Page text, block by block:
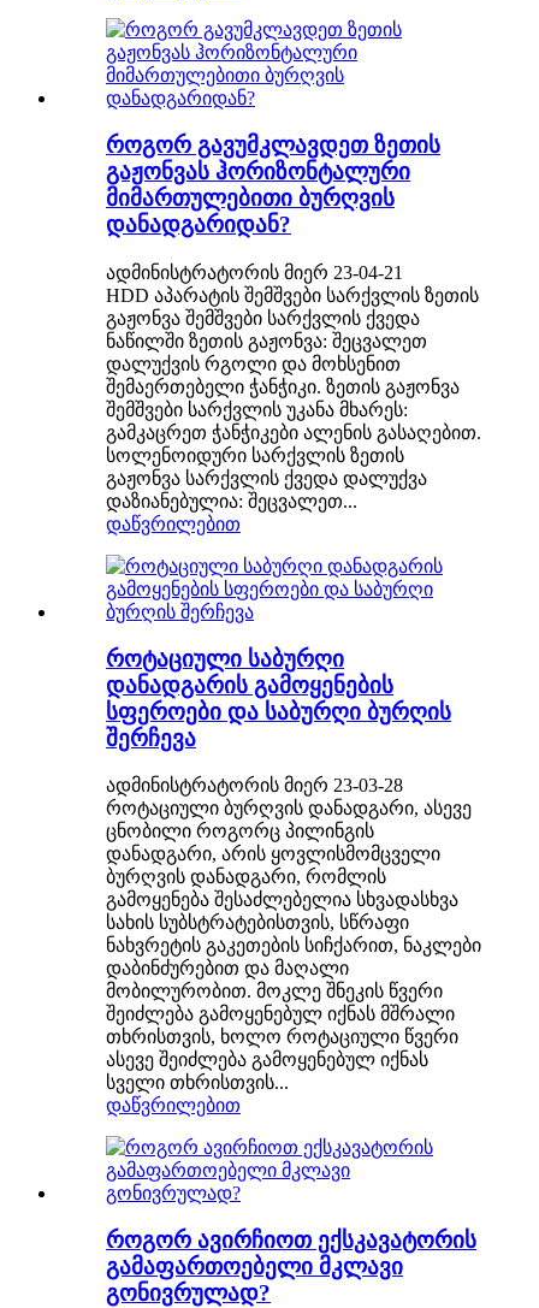
როგორ გავუმკლავდეთ ზეთის
გაჟონვას ჰორიზონტალური
მიმართულებითი ბურღვის
დანადგარიდან?
ადმინისტრატორის მიერ 23-04-21
HDD აპარატის შემშვები სარქვლის ზეთის
გაჟონვა შემშვები სარქვლის ქვედა
ნაწილში ზეთის გაჟონვა: შეცვალეთ
დალუქვის რგოლი და მოხსენით
შემაერთებელი ჭანჭიკი. ზეთის გაჟონვა
შემშვები სარქვლის უკანა მხარეს:
გამკაცრეთ ჭანჭიკები ალენის გასაღებით.
სოლენოიდური სარქვლის ზეთის
გაჟონვა სარქვლის ქვედა დალუქვა
დაზიანებულია: შეცვალეთ...
დაწვრილებით
როტაციული საბურღი
დანადგარის გამოყენების
სფეროები და საბურღი ბურღის
შერჩევა
ადმინისტრატორის მიერ 23-03-28
როტაციული ბურღვის დანადგარი, ასევე
ცნობილი როგორც პილინგის
დანადგარი, არის ყოვლისმომცველი
ბურღვის დანადგარი, რომლის
გამოყენება შესაძლებელია სხვადასხვა
სახის სუბსტრატებისთვის, სწრაფი
ნახვრეტის გაკეთების სიჩქარით, ნაკლები
დაბინძურებით და მაღალი
მობილურობით. მოკლე შნეკის წვერი
შეიძლება გამოყენებულ იქნას მშრალი
თხრისთვის, ხოლო როტაციული წვერი
ასევე შეიძლება გამოყენებულ იქნას
სველი თხრისთვის...
დაწვრილებით
როგორ ავირჩიოთ ექსკავატორის
გამაფართოებელი მკლავი
გონივრულად?